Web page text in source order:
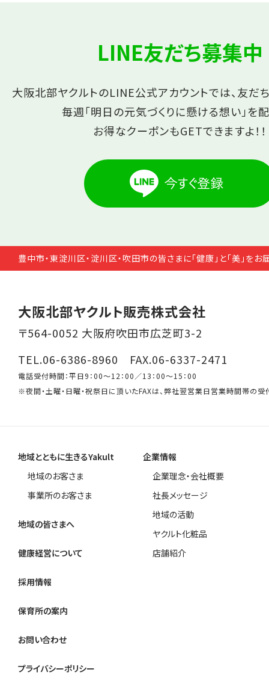
LINE友だち募集中
大阪北部ヤクルトのLINE公式アカウントでは、友だ
毎週「明日の元気づくりに懸ける想い」を
お得なクーポンもGETできますよ！！
豊中市・東淀川区・淀川区・吹田市の皆さまに「健康」と「美」をお
大阪北部ヤクルト販売株式会社
〒564-0052 大阪府吹田市広芝町3-2
TEL.06-6386-8960 FAX.06-6337-2471
電話受付時間：平日9：00～12：00／13：00～15：00
※夜間・土曜・日曜・祝祭日に頂いたFAXは、弊社翌営業日営業時間帯の受
地域とともに生きるYakult
地域のお客さま
事業所のお客さま
地域の皆さまへ
健康経営について
企業情報
企業理念・会社概要
社長メッセージ
地域の活動
ヤクルト化粧品
店舗紹介
採用情報
保育所の案内
お問い合わせ
プライバシーポリシー